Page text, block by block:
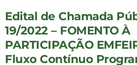
Edital de Chamada
19/2022 – FOMENTO À
PARTICIPAÇÃO
Fluxo Contínuo